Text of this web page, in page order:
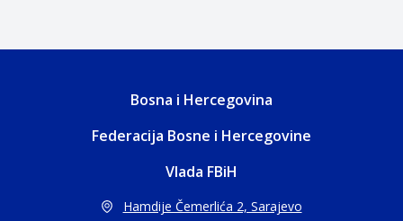
Bosna i Hercegovina
Federacija Bosne i Hercegovine
Vlada FBiH
Hamdije Čemerlića 2, Sarajevo